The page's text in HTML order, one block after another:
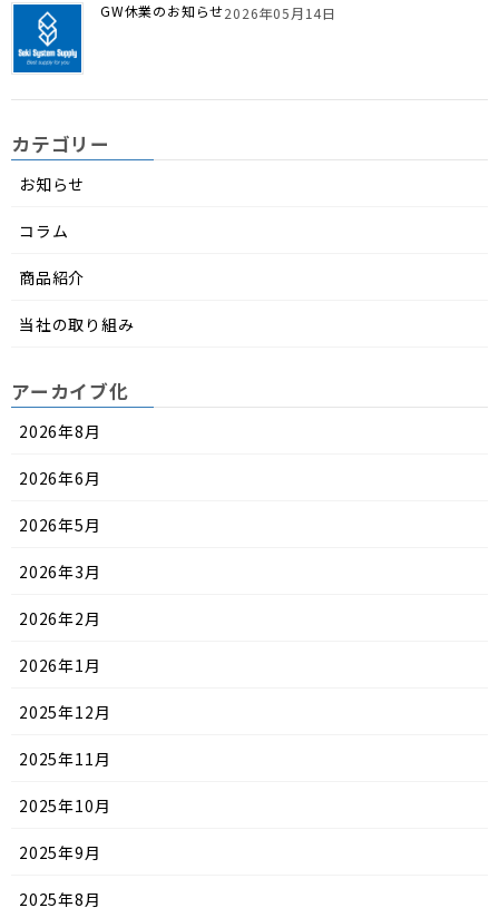
GW休業のお知らせ2026年05月14日
カテゴリー
お知らせ
コラム
商品紹介
当社の取り組み
アーカイブ化
2026年8月
2026年6月
2026年5月
2026年3月
2026年2月
2026年1月
2025年12月
2025年11月
2025年10月
2025年9月
2025年8月